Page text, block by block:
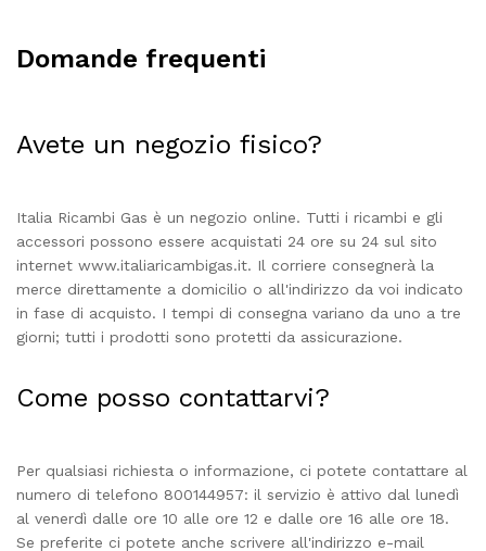
Domande frequenti
Avete un negozio fisico?
Italia Ricambi Gas è un negozio online. Tutti i ricambi e gli
accessori possono essere acquistati 24 ore su 24 sul sito
internet www.italiaricambigas.it. Il corriere consegnerà la
merce direttamente a domicilio o all'indirizzo da voi indicato
in fase di acquisto. I tempi di consegna variano da uno a tre
giorni; tutti i prodotti sono protetti da assicurazione.
Come posso contattarvi?
Per qualsiasi richiesta o informazione, ci potete contattare al
numero di telefono 800144957: il servizio è attivo dal lunedì
al venerdì dalle ore 10 alle ore 12 e dalle ore 16 alle ore 18.
Se preferite ci potete anche scrivere all'indirizzo e-mail